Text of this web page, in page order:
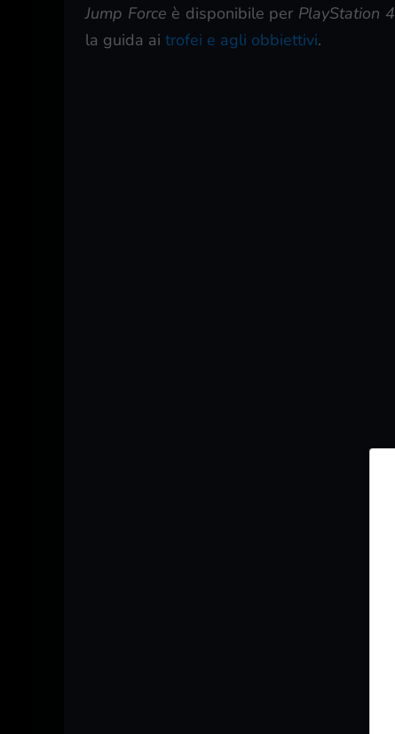
Jump Force è disponibile per PlayStation 4
la guida ai trofei e agli obbiettivi.